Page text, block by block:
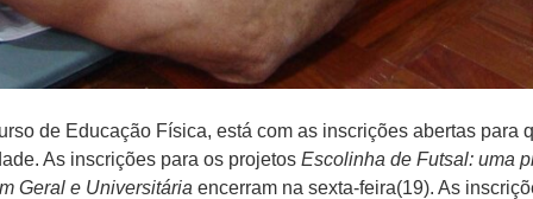
de Educação Física, está com as inscrições abertas para
As inscrições para os projetos Escolinha de Futsal: uma
Geral e Universitária encerram na sexta-feira(19). As